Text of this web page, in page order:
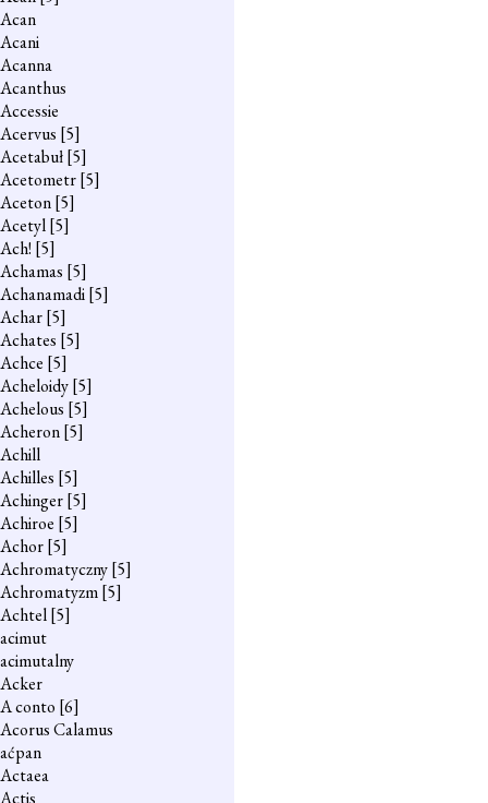
Acan
Acani
Acanna
Acanthus
Accessie
Acervus [5]
Acetabuł[5]
Acetometr[5]
Aceton[5]
Acetyl[5]
Ach! [5]
Achamas [5]
Achanamadi[5]
Achar[5]
Achates [5]
Achce [5]
Acheloidy[5]
Achelous [5]
Acheron[5]
Achill
Achilles [5]
Achinger[5]
Achiroe [5]
Achor[5]
Achromatyczny[5]
Achromatyzm[5]
Achtel[5]
acimut
acimutalny
Acker
A conto [6]
Acorus Calamus
aćpan
Actaea
Actis